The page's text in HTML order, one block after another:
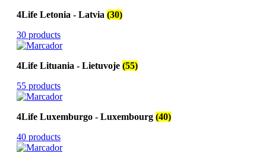
4Life Letonia - Latvia (30)
30 products
4Life Lituania - Lietuvoje (55)
55 products
4Life Luxemburgo - Luxembourg (40)
40 products